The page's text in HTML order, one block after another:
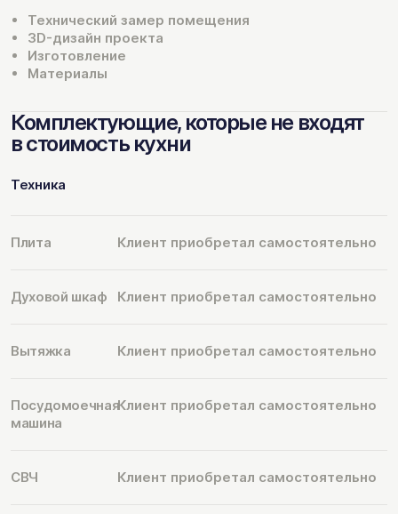
Технический замер помещения
3D-дизайн проекта
Изготовление
Материалы
Комплектующие, которые не входят
в стоимость кухни
Техника
Плита Клиент приобретал самостоятельно
Духовой шкаф Клиент приобретал самостоятельно
Вытяжка Клиент приобретал самостоятельно
Посудомоечная
машина
Клиент приобретал самостоятельно
СВЧ Клиент приобретал самостоятельно